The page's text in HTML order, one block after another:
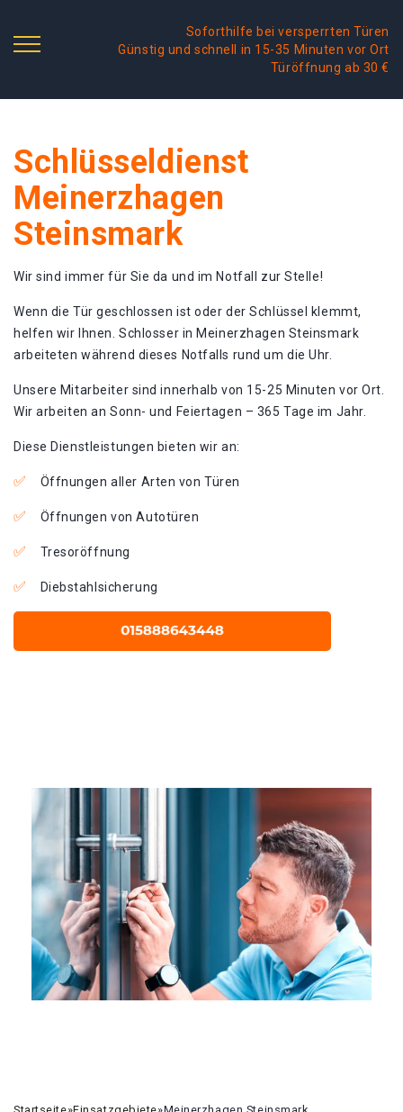
Soforthilfe bei versperrten Türen
Günstig und schnell in 15-35 Minuten vor Ort
Türöffnung ab 30 €
Schlüsseldienst
Meinerzhagen
Steinsmark
Wir sind immer für Sie da und im Notfall zur Stelle!
Wenn die Tür geschlossen ist oder der Schlüssel klemmt,
helfen wir Ihnen. Schlosser in Meinerzhagen Steinsmark
arbeiteten während dieses Notfalls rund um die Uhr.
Unsere Mitarbeiter sind innerhalb von 15-25 Minuten vor Ort.
Wir arbeiten an Sonn- und Feiertagen – 365 Tage im Jahr.
Diese Dienstleistungen bieten wir an:
Öffnungen aller Arten von Türen
Öffnungen von Autotüren
Tresoröffnung
Diebstahlsicherung